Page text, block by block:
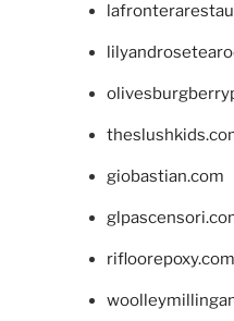
giobastian.com
rifloorepoxy.com